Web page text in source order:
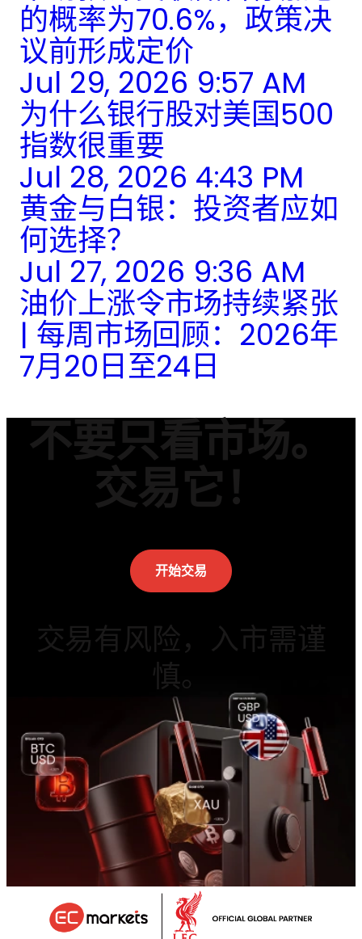
的概率为70.6%，政策决
议前形成定价
Jul 29, 2026 9:57 AM
为什么银行股对美国500
指数很重要
Jul 28, 2026 4:43 PM
黄金与白银：投资者应如
何选择？
Jul 27, 2026 9:36 AM
油价上涨令市场持续紧张
| 每周市场回顾：2026年
7月20日至24日
不要只看市场。
交易它！
开始交易
交易有风险，入市需谨
慎。